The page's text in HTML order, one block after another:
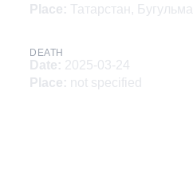
Place: Татарстан, Бугульма
DEATH
Date: 2025-03-24
Place: not specified